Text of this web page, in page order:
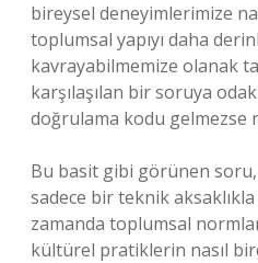
bireysel deneyimlerimize
toplumsal yapıyı daha
kavrayabilmemize olanak
karşılaşılan bir soruya
doğrulama kodu gelmezse
Bu basit gibi görünen
sadece bir teknik aksaklıkla
zamanda toplumsal
kültürel pratiklerin nasıl